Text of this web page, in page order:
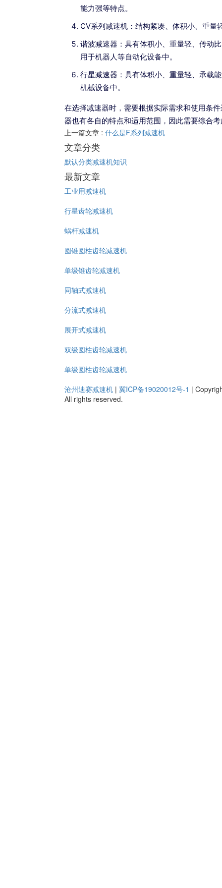
能力强等特点。
CV系列减速机：结构紧凑、体积小、重量
谐波减速器：具有体积小、重量轻、传动
用于机器人等自动化设备中。
行星减速器：具有体积小、重量轻、承载
机械设备中。
在选择减速器时，需要根据实际需求和使用条
器也有各自的特点和适用范围，因此需要综合
上一篇文章 : 什么是F系列减速机
文章分类
默认分类减速机知识
最新文章
工业用减速机
行星齿轮减速机
蜗杆减速机
圆锥圆柱齿轮减速机
单级锥齿轮减速机
同轴式减速机
分流式减速机
展开式减速机
双级圆柱齿轮减速机
单级圆柱齿轮减速机
沧州迪赛减速机 | 冀ICP备19020012号-1 |
All rights reserved.